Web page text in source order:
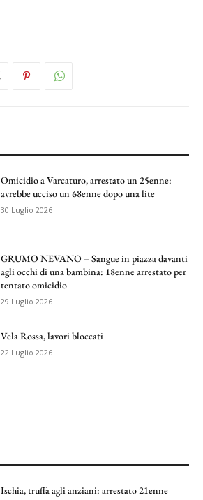
Omicidio a Varcaturo, arrestato un 25enne:
avrebbe ucciso un 68enne dopo una lite
30 Luglio 2026
GRUMO NEVANO – Sangue in piazza davanti
agli occhi di una bambina: 18enne arrestato per
tentato omicidio
29 Luglio 2026
Vela Rossa, lavori bloccati
22 Luglio 2026
Ischia, truffa agli anziani: arrestato 21enne